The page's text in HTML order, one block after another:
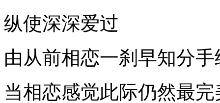
纵使深深爱过
由从前相恋一刹早知分手
当相恋感觉此际仍然最完